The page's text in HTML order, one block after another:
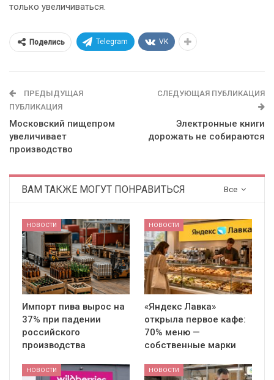
только увеличиваться.
Поделись Telegram VK
ПРЕДЫДУЩАЯ
ПУБЛИКАЦИЯ
Московский пищепром
увеличивает
производство
СЛЕДУЮЩАЯ ПУБЛИКАЦИЯ
Электронные книги
дорожать не собираются
Все
ВАМ ТАКЖЕ МОГУТ ПОНРАВИТЬСЯ
НОВОСТИ
Импорт пива вырос на
37% при падении
российского
производства
НОВОСТИ
«Яндекс Лавка»
открыла первое кафе:
70% меню —
собственные марки
НОВОСТИ НОВОСТИ